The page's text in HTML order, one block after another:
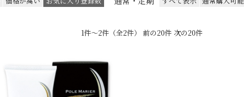
1件～2件（全2件） 前の20件 次の20件